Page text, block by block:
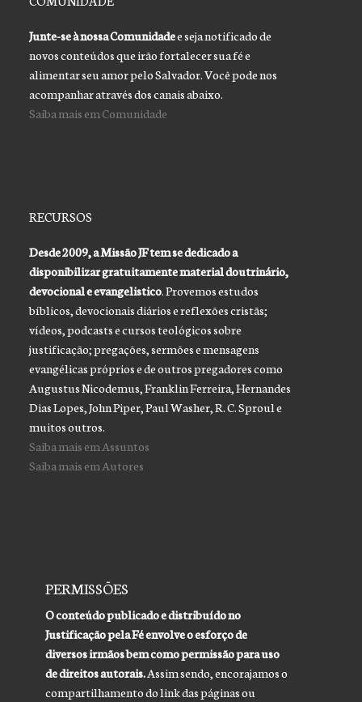
Junte-se à nossa Comunidadee seja notificado de
novos conteúdos que irão fortalecer sua fé e
alimentar seu amor pelo Salvador. Você pode nos
acompanhar através dos canais abaixo.
Saiba mais em Comunidade
RECURSOS
Desde 2009, a Missão JF tem se dedicado a
disponibilizar gratuitamente material doutrinário,
devocional e evangelistico. Provemos estudos
bíblicos, devocionais diários e reflexões cristãs;
vídeos, podcasts e cursos teológicos sobre
justificação; pregações, sermões e mensagens
evangélicas próprios e de outros pregadores como
Augustus Nicodemus, Franklin Ferreira, Hernandes
Dias Lopes, John Piper, Paul Washer, R. C. Sproul e
muitos outros.
Saiba mais em Assuntos
Saiba mais em Autores
PERMISSÕES
O conteúdo publicado e distribuído no
Justificação pela Fé envolve o esforço de
diversos irmãos bem como permissão para uso
de direitos autorais.Assim sendo, encorajamos o
compartilhamento do link das páginas ou